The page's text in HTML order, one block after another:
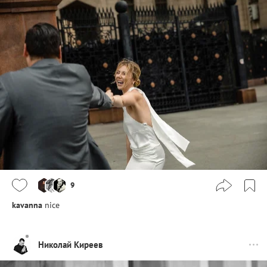
9
kavanna nice
Николай Киреев